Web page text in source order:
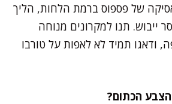
של פספוס ברמת הלחות, הליך
ייבוש. תנו למקרונים מנוחה
ודאגו תמיד לא לאפות על טורבו